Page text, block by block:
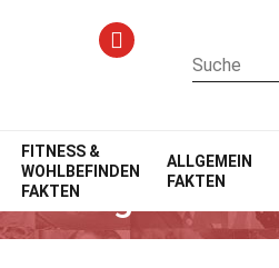
FITNESS &
WOHLBEFINDEN
FAKTEN
ALLGEMEIN
FAKTEN